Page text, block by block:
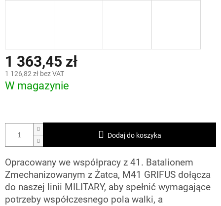
1 363,45 zł
1 126,82 zł bez VAT
W magazynie
Dodaj do koszyka
Opracowany we współpracy z 41. Batalionem
Zmechanizowanym z Żatca, M41 GRIFUS dołącza
do naszej linii MILITARY, aby spełnić wymagające
potrzeby współczesnego pola walki, a